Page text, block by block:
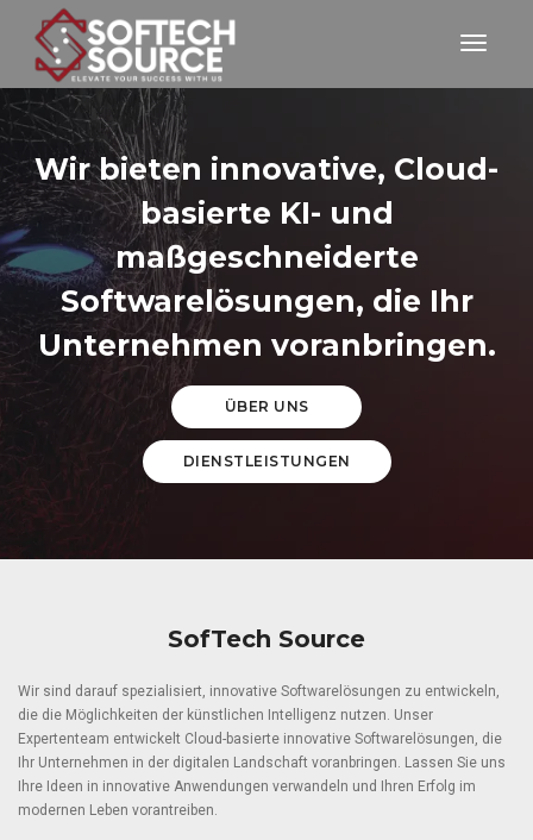
Wir bieten innovative, Cloud-
basierte KI- und
maßgeschneiderte
Softwarelösungen, die Ihr
Unternehmen voranbringen.
ÜBER UNS
DIENSTLEISTUNGEN
SofTech Source
Wir sind darauf spezialisiert, innovative Softwarelösungen zu entwickeln,
die die Möglichkeiten der künstlichen Intelligenz nutzen. Unser
Expertenteam entwickelt Cloud-basierte innovative Softwarelösungen, die
Ihr Unternehmen in der digitalen Landschaft voranbringen. Lassen Sie uns
Ihre Ideen in innovative Anwendungen verwandeln und Ihren Erfolg im
modernen Leben vorantreiben.